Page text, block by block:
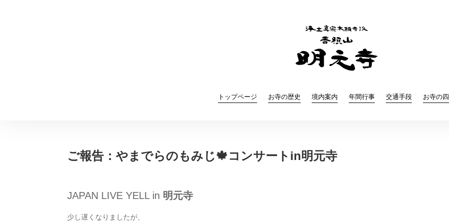
トップページ お寺の歴史 境内案内 年間行事 交通手段 お寺の
ご報告：やまでらのもみじ🍁コンサートin明元寺
JAPAN LIVE YELL in 明元寺
少し遅くなりましたが、